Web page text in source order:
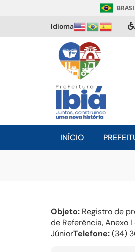
Idioma
INÍCIO
Objeto: Registro de
de Referência, Anexo I
JúniorTelefone:(34)